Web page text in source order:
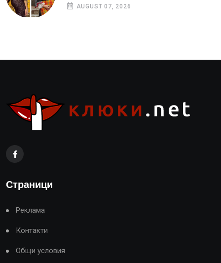
AUGUST 07, 2026
Страници
Реклама
Контакти
Общи условия